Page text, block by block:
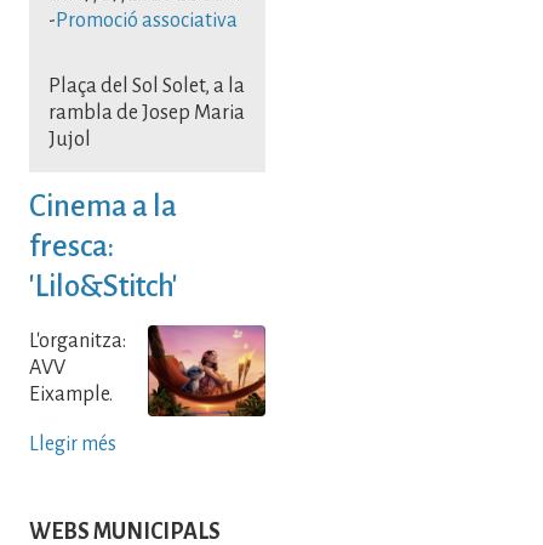
WEBS MUNICIPALS
- Promoció associativa
Plaça del Sol Solet, a la
rambla de Josep Maria
Jujol
Cinema a la
fresca:
'Lilo&Stitch'
L'organitza:
AVV
Eixample.
Llegir més